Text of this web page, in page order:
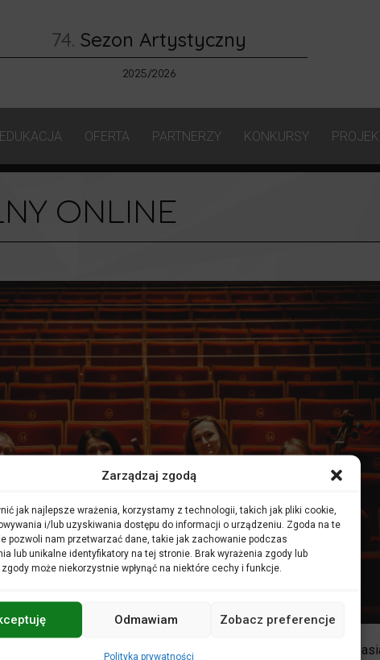
Zarządzaj zgodą
jak najlepsze wrażenia, korzystamy z technologii, takich jak pliki cookie,
i/lub uzyskiwania dostępu do informacji o urządzeniu. Zgoda na te
pozwoli nam przetwarzać dane, takie jak zachowanie podczas
lub unikalne identyfikatory na tej stronie. Brak wyrażenia zgody lub
może niekorzystnie wpłynąć na niektóre cechy i funkcje.
Odmawiam Zobacz preferencje
Polityka prywatności
74. Sezon Artystyczny
2025/2026
EDUKACJA OFERTA PARTNERZY KONKURSY
ONLINE
nie będzie mogła posłuchać swoich ulubionych artystów